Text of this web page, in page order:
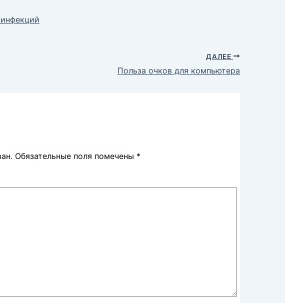
ДАЛЕЕ
Польза очков для компьютера
Обязательные поля помечены *